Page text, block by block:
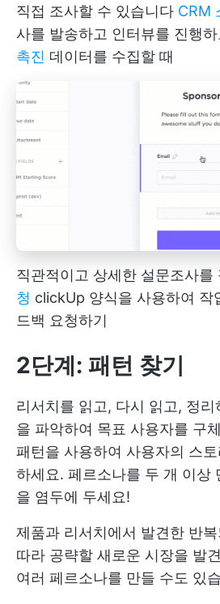
직접 조사할 수 있습니다 CRM
사를 발송하고 인터뷰를 진행하
촉진 데이터를 수집할 때
직관적이고 상세한 설문조사를
청 clickUp 양식을 사용하여 작
드백 요청하기
2단계: 패턴 찾기
리서치를 읽고, 다시 읽고, 정리
을 파악하여 목표 사용자를 구
패턴을 사용하여 사용자의 스
하세요. 페르소나를 두 개 이상
을 염두에 두세요!
제품과 리서치에서 발견한 반
따라 공략할 새로운 시장을 발
여러 페르소나를 만들 수도 있